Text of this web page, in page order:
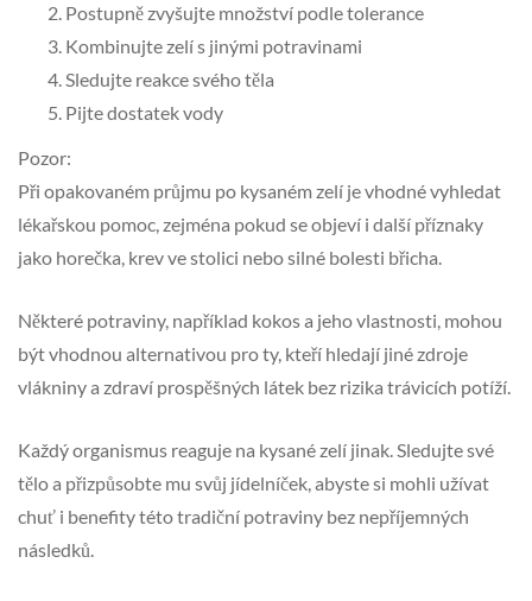
Postupně zvyšujte množství podle tolerance
Kombinujte zelí s jinými potravinami
Sledujte reakce svého těla
Pijte dostatek vody
Pozor:
Při opakovaném průjmu po kysaném zelí je vhodné vyhledat
lékařskou pomoc, zejména pokud se objeví i další příznaky
jako horečka, krev ve stolici nebo silné bolesti břicha.
Některé potraviny, například kokos a jeho vlastnosti, mohou
být vhodnou alternativou pro ty, kteří hledají jiné zdroje
vlákniny a zdraví prospěšných látek bez rizika trávicích potíží.
Každý organismus reaguje na kysané zelí jinak. Sledujte své
tělo a přizpůsobte mu svůj jídelníček, abyste si mohli užívat
chuť i benefity této tradiční potraviny bez nepříjemných
následků.